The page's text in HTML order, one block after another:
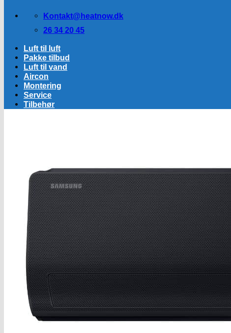
Kontakt@heatnow.dk
26 34 20 45
Luft til luft
Pakke tilbud
Luft til vand
Aircon
Montering
Service
Tilbehør